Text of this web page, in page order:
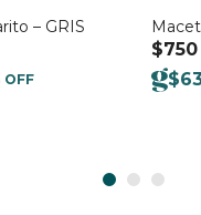
– GRIS
OFF
$750
$